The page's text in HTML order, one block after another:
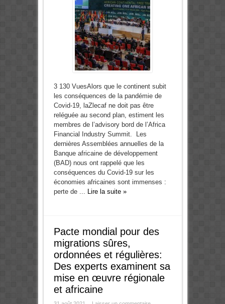
3 130 VuesAlors que le continent subit
les conséquences de la pandémie de
Covid-19, laZlecaf ne doit pas être
reléguée au second plan, estiment les
membres de l’advisory bord de l’Africa
Financial Industry Summit. Les
dernières Assemblées annuelles de la
Banque africaine de développement
(BAD) nous ont rappelé que les
conséquences du Covid-19 sur les
économies africaines sont immenses :
perte de ... Lire la suite »
Pacte mondial pour des
migrations sûres,
ordonnées et régulières:
Des experts examinent sa
mise en œuvre régionale
et africaine